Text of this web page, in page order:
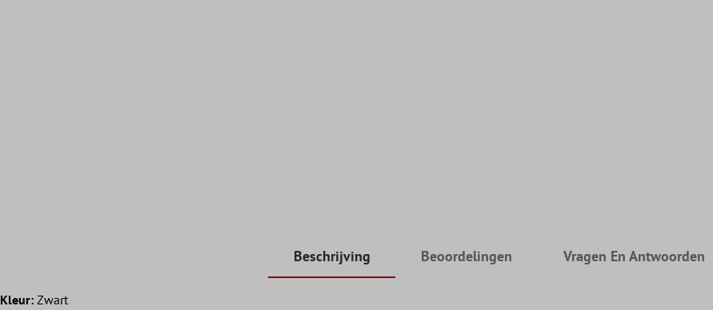
Beschrijving Beoordelingen Vragen En Antwoorden
Kleur: Zwart